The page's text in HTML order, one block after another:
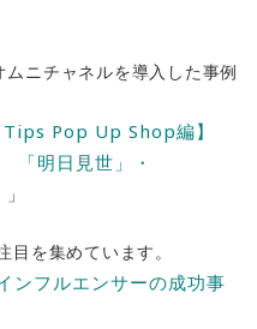
ニチャネルを導入した事例
Tips Pop Up Shop編】
「明日見世」・
」
を集めています。
ンフルエンサーの成功事